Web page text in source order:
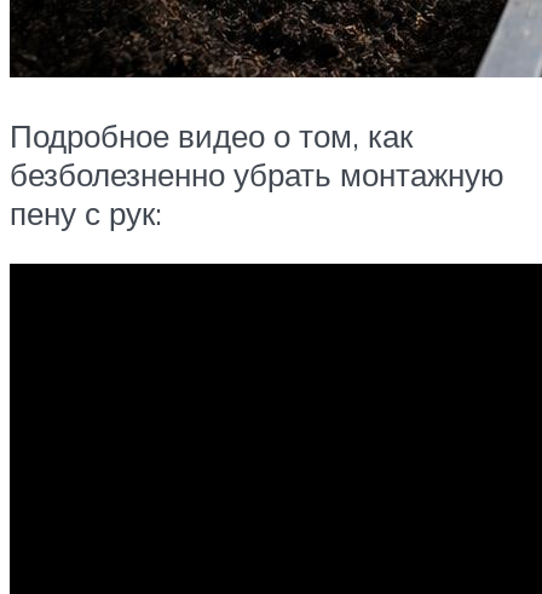
Подробное видео о том, как
безболезненно убрать монтажную
пену с рук: